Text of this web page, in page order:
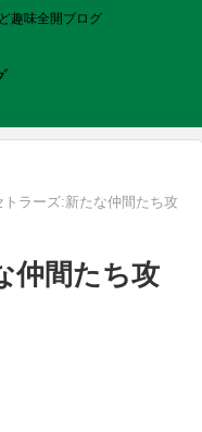
趣味全開ブログ
トラーズ:新たな仲間たち攻
仲間たち攻